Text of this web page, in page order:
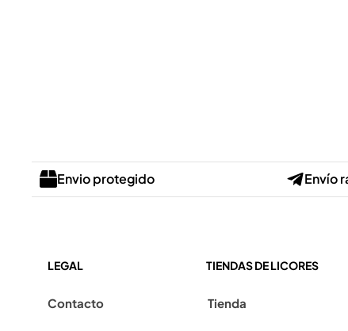
Envio protegido Envío
LEGAL
Contacto
TIENDAS DE LICORES
Tienda